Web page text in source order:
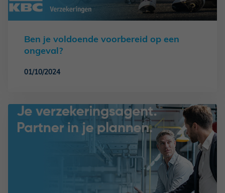
Ben je voldoende voorbereid op een
ongeval?
01/10/2024